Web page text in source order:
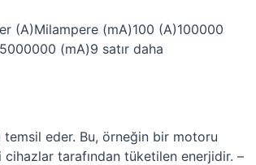
(A)Milampere (mA)100 (A)100000
(mA)9 satır daha
eder. Bu, örneğin bir motoru
cihazlar tarafından tüketilen enerjidir. –